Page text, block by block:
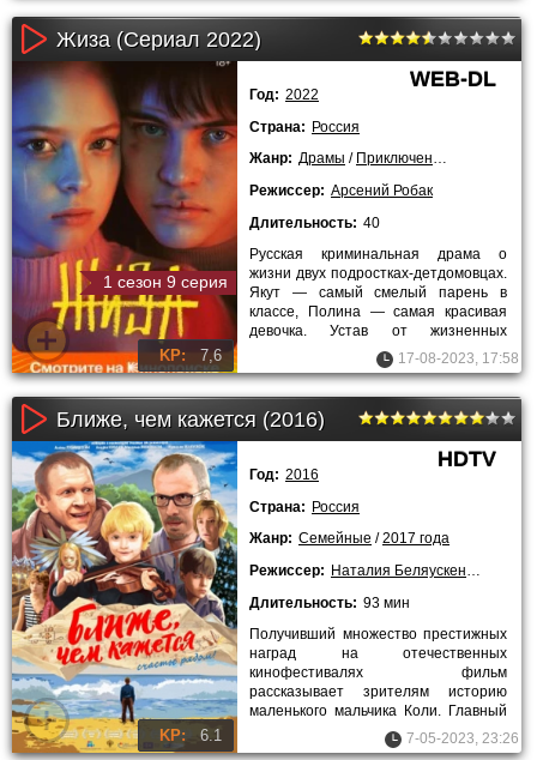
Жиза (Сериал 2022)
1 сезон 9 серия
KP: 7,6
WEB-DL
Год: 2022
Страна: Россия
Жанр: Драмы / Приключения
Режиссер: Арсений Робак
Длительность: 40
Русская криминальная драма о
жизни двух подростках-детдомовцах.
Якут — самый смелый парень в
классе, Полина — самая красивая
девочка. Устав от жизненных
перипетий в замкнутом
пространстве с
17-08-2023, 17:58
Ближе, чем кажется (2016)
KP: 6.1
HDTV
Год: 2016
Страна: Россия
Жанр: Семейные /2017 года
Режиссер:
Наталия Беляускене,
Длительность: 93 мин
Получивший множество престижных
наград на отечественных
кинофестивалях фильм
рассказывает зрителям историю
маленького мальчика Коли. Главный
герой семейной драмы «Ближе, чем
кажется», ещё
7-05-2023, 23:26